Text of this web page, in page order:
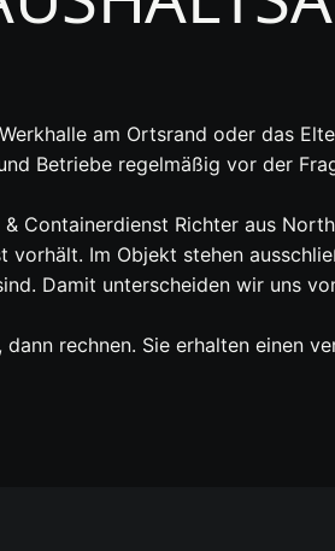
am Ortsrand oder das
Betriebe regelmäßig vor der
Containerdienst Richter aus
Im Objekt stehen
Damit unterscheiden wir uns
rechnen. Sie erhalten einen